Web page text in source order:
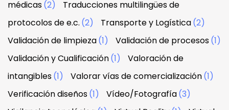
médicas(2)
Traducciones multilingües de
protocolos de e.c. (2) Transporte y Logística(2)
Validación de limpieza(1) Validación de procesos(1)
Validación y Cualificación(1)
Valoración de
intangibles(1) Valorar vías de comercialización(1)
Verificación diseños(1) Vídeo/Fotografía(3)